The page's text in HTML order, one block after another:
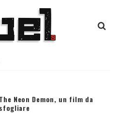
The Neon Demon, un film da
sfogliare